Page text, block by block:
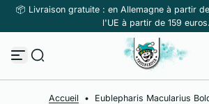
Passer au contenu
📦 Livraison gratuite : en Allemagne à partir
l'UE à partir de 159 euros.
Accueil • Eublepharis Macularius